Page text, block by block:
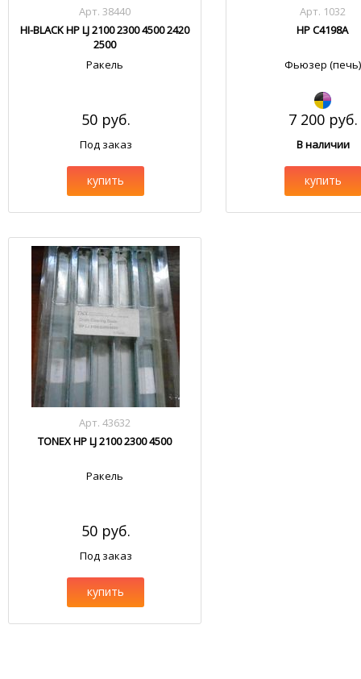
Арт. 38440
HI-BLACK HP LJ 2100 2300 4500 2420
2500
Ракель
50 руб.
Под заказ
купить
Арт. 1032
HP C4198A
Фьюзер (печь)
7 200 руб.
В наличии
купить
Арт. 43632
TONEX HP LJ 2100 2300 4500
Ракель
50 руб.
Под заказ
купить